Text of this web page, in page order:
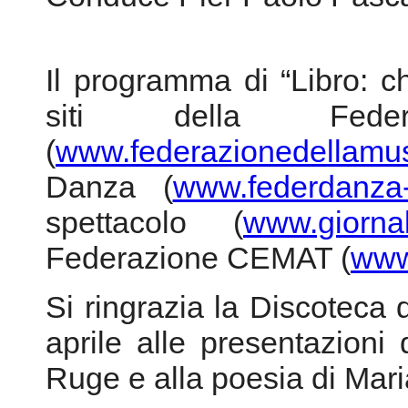
Il programma di “Libro:
siti della
(
Danza (
spettacolo (
Federazione CEMAT (
Si ringrazia la Discoteca
aprile alle presentazioni
Ruge e alla poesia di